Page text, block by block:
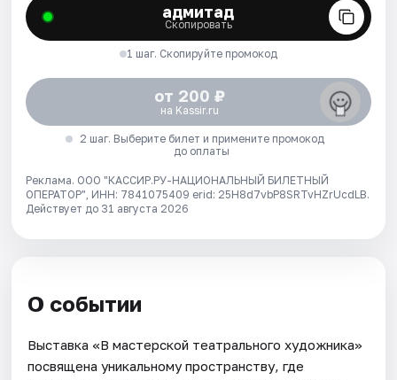
адмитад
Скопировать
1 шаг. Скопируйте промокод
от 200 ₽
на Kassir.ru
2 шаг. Выберите билет и примените промокод
до оплаты
Реклама. ООО "КАССИР.РУ-НАЦИОНАЛЬНЫЙ БИЛЕТНЫЙ
ОПЕРАТОР", ИНН: 7841075409 erid: 25H8d7vbP8SRTvHZrUcdLB.
Действует до 31 августа 2026
О событии
Выставка «В мастерской театрального художника»
посвящена уникальному пространству, где